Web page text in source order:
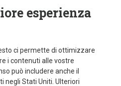
esperienza
ci permette di ottimizzare
i contenuti alle vostre
può includere anche il
negli Stati Uniti. Ulteriori